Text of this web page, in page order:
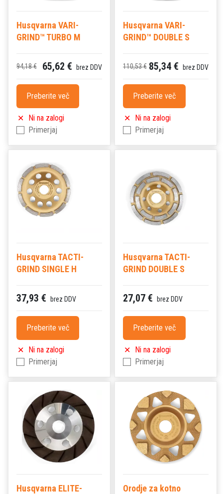
Husqvarna VARI-
GRIND™ TURBO M
94,18 € 65,62 € brez DDV
Preberite več
Ni na zalogi
Primerjaj
Husqvarna VARI-
GRIND™ DOUBLE S
110,53 € 85,34 € brez DDV
Preberite več
Ni na zalogi
Primerjaj
Husqvarna TACTI-
GRIND SINGLE H
37,93 € brez DDV
Preberite več
Ni na zalogi
Primerjaj
Husqvarna TACTI-
GRIND DOUBLE S
27,07 € brez DDV
Preberite več
Ni na zalogi
Primerjaj
Husqvarna ELITE-
Orodje za kotno